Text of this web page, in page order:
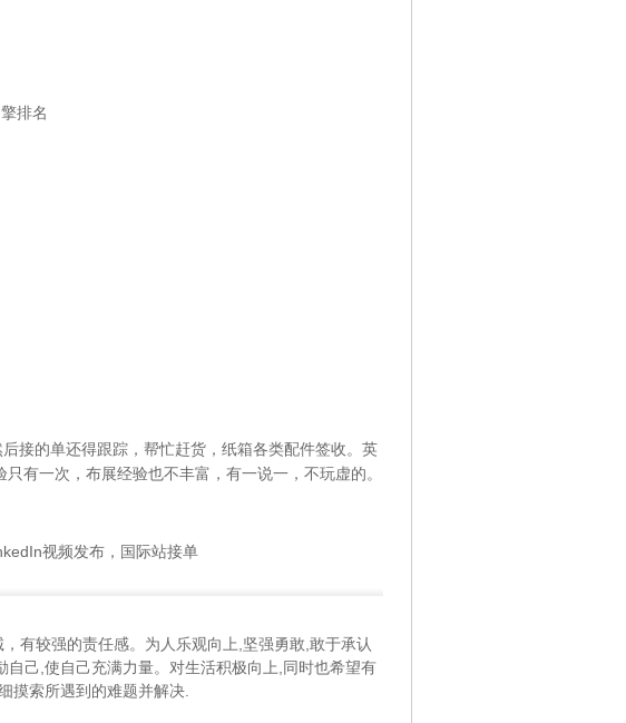
排名
接的单还得跟踪，帮忙赶货，纸箱各类配件签收。英
有一次，布展经验也不丰富，有一说一，不玩虚的。
视频发布，国际站接单
有较强的责任感。为人乐观向上,坚强勇敢,敢于承认
自己,使自己充满力量。对生活积极向上,同时也希望有
摸索所遇到的难题并解决.